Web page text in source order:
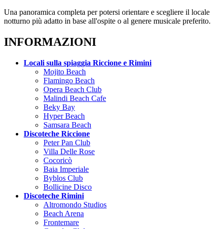
Una panoramica completa per potersi orientare e scegliere il locale
notturno più adatto in base all'ospite o al genere musicale preferito.
INFORMAZIONI
Locali sulla spiaggia Riccione e Rimini
Mojito Beach
Flamingo Beach
Opera Beach Club
Malindi Beach Cafe
Beky Bay
Hyper Beach
Samsara Beach
Discoteche Riccione
Peter Pan Club
Villa Delle Rose
Cocoricò
Baia Imperiale
Byblos Club
Bollicine Disco
Discoteche Rimini
Altromondo Studios
Beach Arena
Frontemare